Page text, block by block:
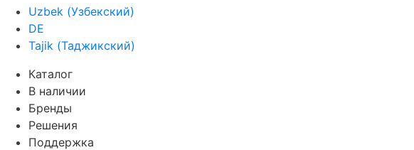
Uzbek (Узбекский)
DE
Tajik (Таджикский)
Каталог
В наличии
Бренды
Решения
Поддержка